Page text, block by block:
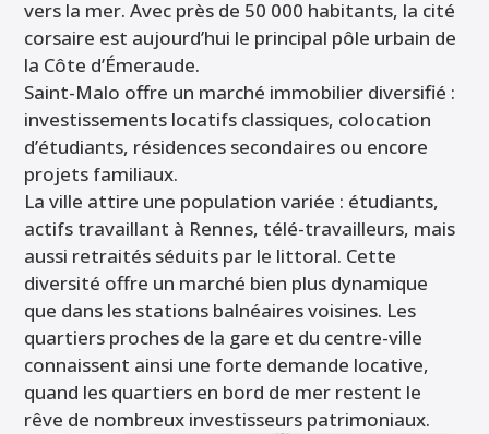
vers la mer. Avec près de 50 000 habitants, la cité
corsaire est aujourd’hui le principal pôle urbain de
la Côte d’Émeraude.
Saint-Malo offre un marché immobilier diversifié :
investissements locatifs classiques, colocation
d’étudiants, résidences secondaires ou encore
projets familiaux.
La ville attire une population variée : étudiants,
actifs travaillant à Rennes, télé-travailleurs, mais
aussi retraités séduits par le littoral. Cette
diversité offre un marché bien plus dynamique
que dans les stations balnéaires voisines. Les
quartiers proches de la gare et du centre-ville
connaissent ainsi une forte demande locative,
quand les quartiers en bord de mer restent le
rêve de nombreux investisseurs patrimoniaux.